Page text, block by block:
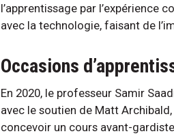
l’apprentissage par l’expérience
avec la technologie, faisant de
Occasions
En 2020, le professeur Samir
avec le soutien de Matt
concevoir un cours avant-